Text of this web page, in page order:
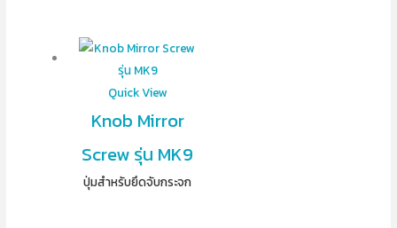
Quick View
Knob Mirror
Screw รุ่น MK9
ปุ่มสำหรับยึดจับกระจก